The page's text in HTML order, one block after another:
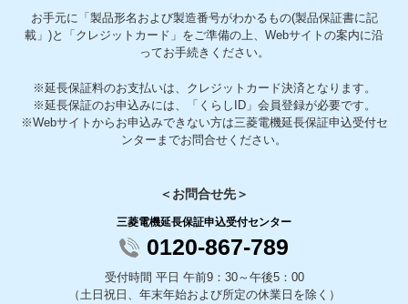
お手元に「製品形名および製造番号がわかるもの(製品保証書に記
載」)と「クレジットカード」をご準備の上、Webサイトの案内に沿
ってお手続きください。
※延長保証料のお支払いは、クレジットカード決済となります。
※延長保証のお申込みには、「くらしID」会員登録が必要です。
※Webサイトからお申込みできない方は三菱電機延長保証申込受付セ
ンターまでお問合せください。
＜お問合せ先＞
三菱電機延長保証申込受付センター
0120-867-789
受付時間 平日 午前9：30～午後5：00
（土日祝日、年末年始および所定の休業日を除く）